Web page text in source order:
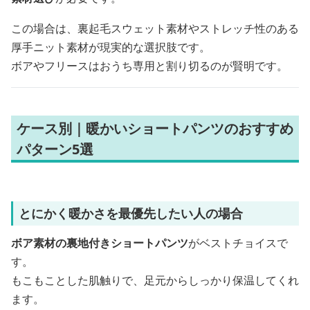
この場合は、裏起毛スウェット素材やストレッチ性のある
厚手ニット素材が現実的な選択肢です。
ボアやフリースはおうち専用と割り切るのが賢明です。
ケース別｜暖かいショートパンツのおすすめ
パターン5選
とにかく暖かさを最優先したい人の場合
ボア素材の裏地付きショートパンツがベストチョイスで
す。
もこもことした肌触りで、足元からしっかり保温してくれ
ます。